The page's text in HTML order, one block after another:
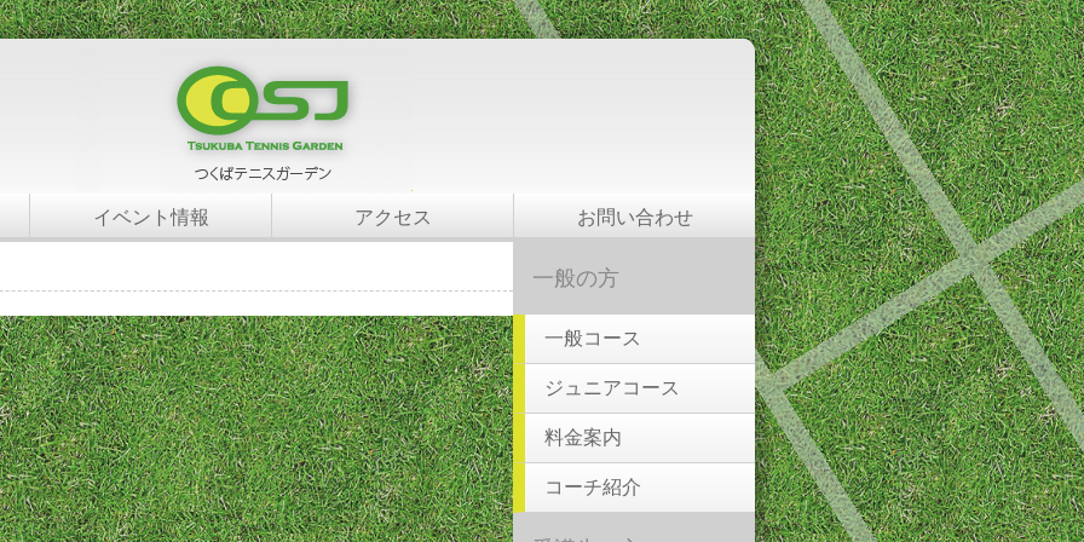
イベント情報 アクセス お問い合わせ
一般の方
一般コース
ジュニアコース
料金案内
コーチ紹介